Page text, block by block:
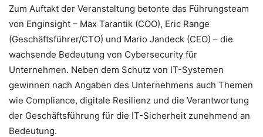
Zum Auftakt der Veranstaltung betonte das Führungsteam
von Enginsight – Max Tarantik (COO), Eric Range
(Geschäftsführer/CTO) und Mario Jandeck (CEO) – die
wachsende Bedeutung von Cybersecurity für
Unternehmen. Neben dem Schutz von IT-Systemen
gewinnen nach Angaben des Unternehmens auch Themen
wie Compliance, digitale Resilienz und die Verantwortung
der Geschäftsführung für die IT-Sicherheit zunehmend an
Bedeutung.